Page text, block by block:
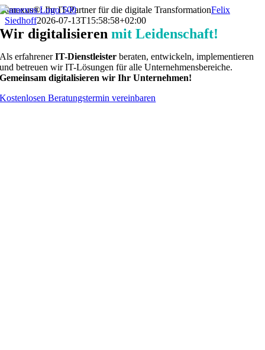
Zum
Inhalt
springen
amexus®: Ihr IT-Partner für die digitale TransformationFelix
Siedhoff2026-07-13T15:58:58+02:00
Wir digitalisieren mit Leidenschaft!
Als erfahrenerIT-Dienstleister beraten, entwickeln, implementieren
und betreuen wir IT-Lösungen für alle Unternehmensbereiche.
Gemeinsam digitalisieren wir Ihr Unternehmen!
Kostenlosen Beratungstermin vereinbaren